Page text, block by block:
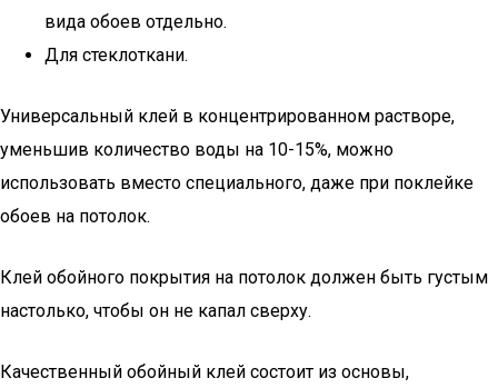
вида обоев отдельно.
Для стеклоткани.
Универсальный клей в концентрированном растворе,
уменьшив количество воды на 10-15%, можно
использовать вместо специального, даже при поклейке
обоев на потолок.
Клей обойного покрытия на потолок должен быть густым
настолько, чтобы он не капал сверху.
Качественный обойный клей состоит из основы,